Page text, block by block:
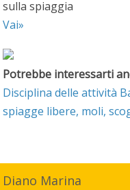
sulla spiaggia
Vai»
Potrebbe interessarti
Disciplina delle attività
spiagge libere, moli,
Diano Marina